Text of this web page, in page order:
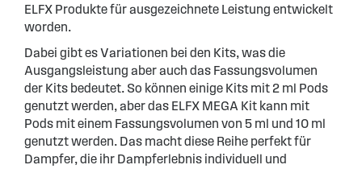
ELFX Produkte für ausgezeichnete Leistung entwickelt
worden.
Dabei gibt es Variationen bei den Kits, was die
Ausgangsleistung aber auch das Fassungsvolumen
der Kits bedeutet. So können einige Kits mit 2 ml Pods
genutzt werden, aber das ELFX MEGA Kit kann mit
Pods mit einem Fassungsvolumen von 5 ml und 10 ml
genutzt werden. Das macht diese Reihe perfekt für
Dampfer, die ihr Dampferlebnis individuell und